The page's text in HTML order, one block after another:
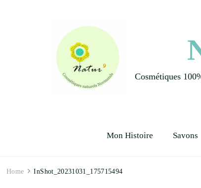
Cosmétiques
Mon Histoire Savons
Home InShot_20231031_175715494